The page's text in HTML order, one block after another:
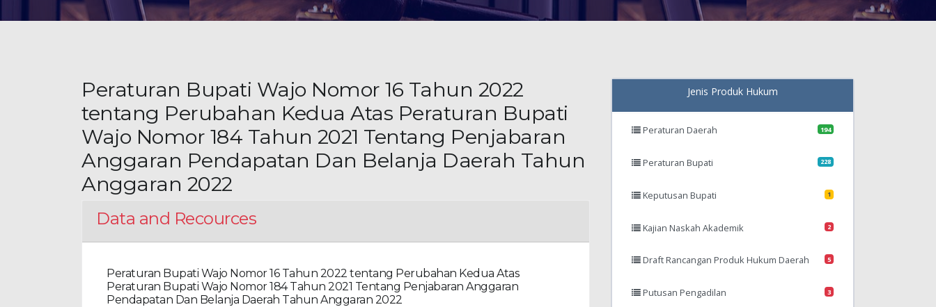
Peraturan Bupati Wajo Nomor 16 Tahun 2022
tentang Perubahan Kedua Atas Peraturan Bupati
Wajo Nomor 184 Tahun 2021 Tentang Penjabaran
Anggaran Pendapatan Dan Belanja Daerah Tahun
Anggaran 2022
Data and Recources
Peraturan Bupati Wajo Nomor 16 Tahun 2022 tentang Perubahan Kedua Atas
Peraturan Bupati Wajo Nomor 184 Tahun 2021 Tentang Penjabaran Anggaran
Pendapatan Dan Belanja Daerah Tahun Anggaran 2022
Jenis Produk Hukum
Peraturan Daerah 194
Peraturan Bupati 228
Keputusan Bupati 1
Kajian Naskah Akademik 2
Draft Rancangan Produk Hukum Daerah 5
Putusan Pengadilan 3